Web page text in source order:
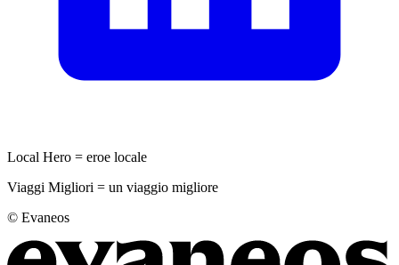
Local Hero = eroe locale
Viaggi Migliori = un viaggio migliore
© Evaneos